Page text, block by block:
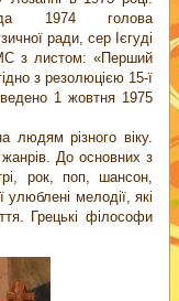
1974 голова
ради, сер Ієгуді
з листом: «Перший
з резолюцією 15-ї
1 жовтня 1975
людям різного віку.
жанрів. До основних з
рок, поп, шансон,
мелодії, які
Грецькі філософи